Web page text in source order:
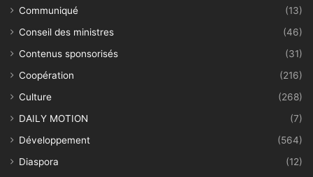
Communiqué
(13)
Conseil des ministres
(46)
Contenus sponsorisés
(31)
Coopération
(216)
Culture
(268)
DAILY MOTION
(7)
Développement
(564)
Diaspora
(12)